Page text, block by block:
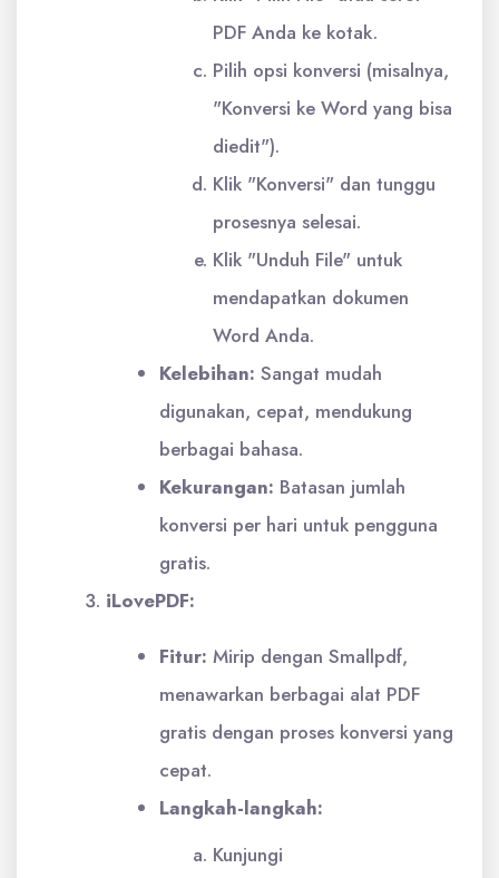
PDF Anda ke kotak.
Pilih opsi konversi (misalnya,
"Konversi ke Word yang bisa
diedit").
Klik "Konversi" dan tunggu
prosesnya selesai.
Klik "Unduh File" untuk
mendapatkan dokumen
Word Anda.
Kelebihan: Sangat mudah
digunakan, cepat, mendukung
berbagai bahasa.
Kekurangan: Batasan jumlah
konversi per hari untuk pengguna
gratis.
iLovePDF:
Fitur: Mirip dengan Smallpdf,
menawarkan berbagai alat PDF
gratis dengan proses konversi yang
cepat.
Langkah-langkah:
Kunjungi